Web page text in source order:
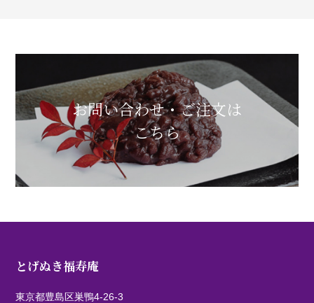
お問い合わせ・ご注文は
こちら
とげぬき福寿庵
東京都豊島区巣鴨4-26-3